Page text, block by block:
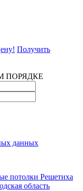
Получить
ПОРЯДКЕ
данных
потолки Решетиха
область